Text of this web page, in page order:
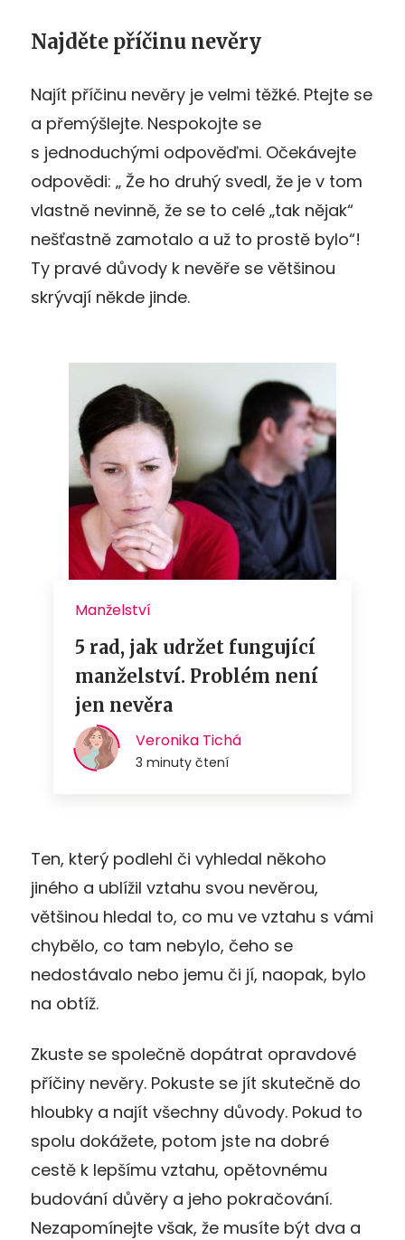
Najděte příčinu nevěry
Najít příčinu nevěry je velmi těžké. Ptejte se
a přemýšlejte. Nespokojte se
s jednoduchými odpověďmi. Očekávejte
odpovědi: „ Že ho druhý svedl, že je v tom
vlastně nevinně, že se to celé „tak nějak“
nešťastně zamotalo a už to prostě bylo“!
Ty pravé důvody k nevěře se většinou
skrývají někde jinde.
Ten, který podlehl či vyhledal někoho
jiného a ublížil vztahu svou nevěrou,
většinou hledal to, co mu ve vztahu s vámi
chybělo, co tam nebylo, čeho se
nedostávalo nebo jemu či jí, naopak, bylo
na obtíž.
Zkuste se společně dopátrat opravdové
příčiny nevěry. Pokuste se jít skutečně do
hloubky a najít všechny důvody. Pokud to
spolu dokážete, potom jste na dobré
cestě k lepšímu vztahu, opětovnému
budování důvěry a jeho pokračování.
Nezapomínejte však, že musíte být dva a